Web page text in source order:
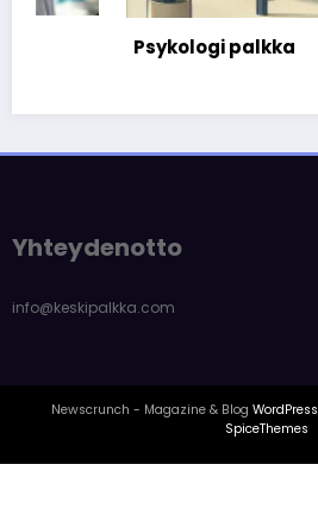
Psykologi palkka
Yhteydenotto
info@keskipalkka.com
Newscrunch - Magazine & Blog WordPress
SpiceThemes